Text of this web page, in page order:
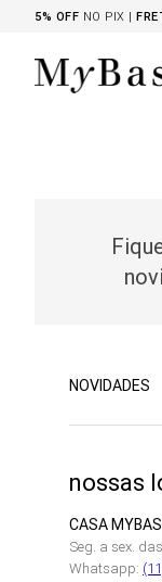
5% OFF NO PIX |
NOVIDADES
nossas
CASA
Seg. a sex.
Whatsapp: